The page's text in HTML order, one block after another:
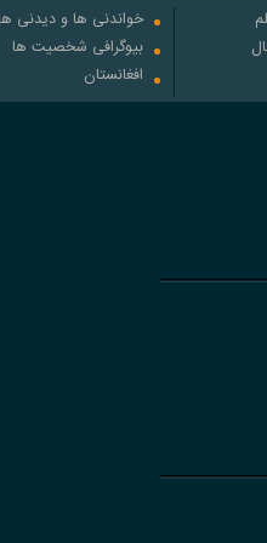
خواندنی ها و دیدنی
بیوگرافی شخصیت ها
افغانستان